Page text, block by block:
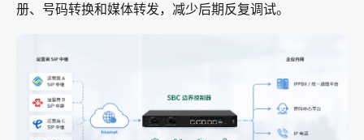
册、号码转换和媒体转发，减少后期反复调试。